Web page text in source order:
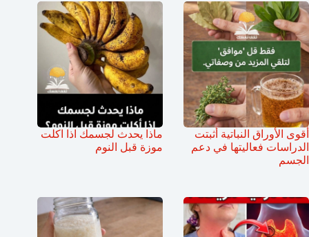
أقوى الأوراق النباتية أثبتت
الدراسات فعاليتها في دعم
الجسم
ماذا يحدث لجسمك اذا اكلت
موزة قبل النوم